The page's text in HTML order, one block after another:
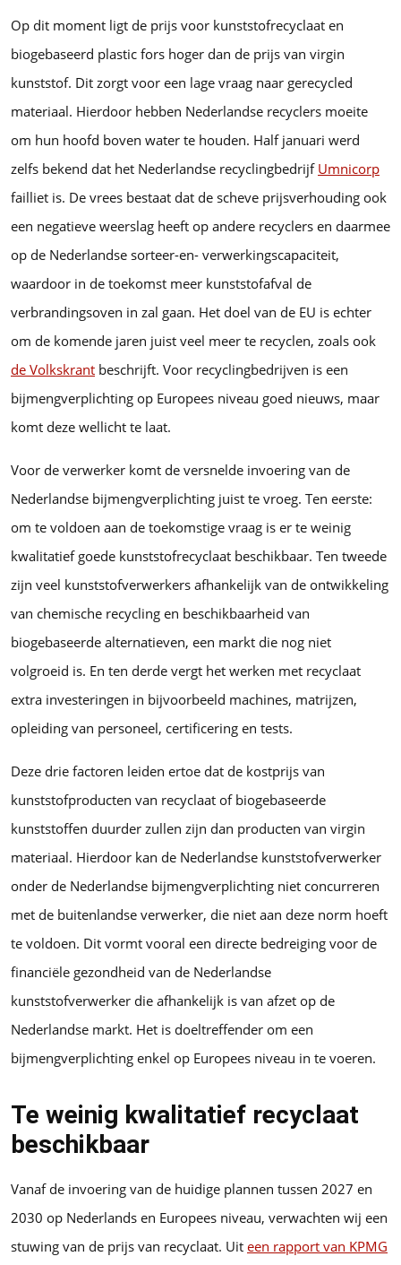
Op dit moment ligt de prijs voor kunststofrecyclaat en
biogebaseerd plastic fors hoger dan de prijs van virgin
kunststof. Dit zorgt voor een lage vraag naar gerecycled
materiaal. Hierdoor hebben Nederlandse recyclers moeite
om hun hoofd boven water te houden. Half januari werd
zelfs bekend dat het Nederlandse recyclingbedrijf Umnicorp
failliet is. De vrees bestaat dat de scheve prijsverhouding ook
een negatieve weerslag heeft op andere recyclers en daarmee
op de Nederlandse sorteer-en- verwerkingscapaciteit,
waardoor in de toekomst meer kunststofafval de
verbrandingsoven in zal gaan. Het doel van de EU is echter
om de komende jaren juist veel meer te recyclen, zoals ook
de Volkskrant beschrijft. Voor recyclingbedrijven is een
bijmengverplichting op Europees niveau goed nieuws, maar
komt deze wellicht te laat.
Voor de verwerker komt de versnelde invoering van de
Nederlandse bijmengverplichting juist te vroeg. Ten eerste:
om te voldoen aan de toekomstige vraag is er te weinig
kwalitatief goede kunststofrecyclaat beschikbaar. Ten tweede
zijn veel kunststofverwerkers afhankelijk van de ontwikkeling
van chemische recycling en beschikbaarheid van
biogebaseerde alternatieven, een markt die nog niet
volgroeid is. En ten derde vergt het werken met recyclaat
extra investeringen in bijvoorbeeld machines, matrijzen,
opleiding van personeel, certificering en tests.
Deze drie factoren leiden ertoe dat de kostprijs van
kunststofproducten van recyclaat of biogebaseerde
kunststoffen duurder zullen zijn dan producten van virgin
materiaal. Hierdoor kan de Nederlandse kunststofverwerker
onder de Nederlandse bijmengverplichting niet concurreren
met de buitenlandse verwerker, die niet aan deze norm hoeft
te voldoen. Dit vormt vooral een directe bedreiging voor de
financiële gezondheid van de Nederlandse
kunststofverwerker die afhankelijk is van afzet op de
Nederlandse markt. Het is doeltreffender om een
bijmengverplichting enkel op Europees niveau in te voeren.
Te weinig kwalitatief recyclaat
beschikbaar
Vanaf de invoering van de huidige plannen tussen 2027 en
2030 op Nederlands en Europees niveau, verwachten wij een
stuwing van de prijs van recyclaat. Uit een rapport van KPMG